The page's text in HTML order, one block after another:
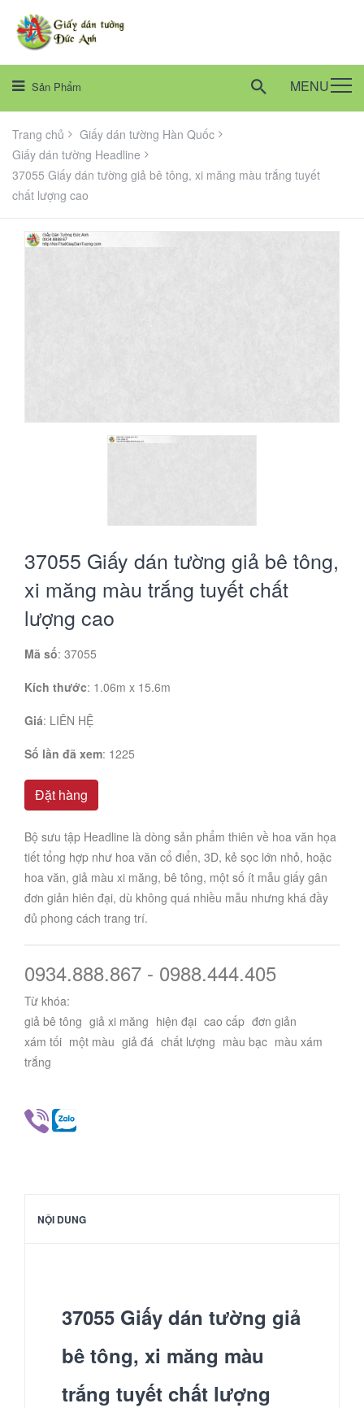
Sản Phẩm MENU
Trang chủ
Giấy dán tường Hàn Quốc
Giấy dán tường Headline
37055 Giấy dán tường giả bê tông, xi măng màu trắng tuyết
chất lượng cao
37055 Giấy dán tường giả bê tông,
xi măng màu trắng tuyết chất
lượng cao
Mã số: 37055
Kích thước: 1.06m x 15.6m
Giá: LIÊN HỆ
Số lần đã xem: 1225
Đặt hàng
Bộ sưu tập Headline là dòng sản phẩm thiên về hoa văn họa
tiết tổng hợp như hoa văn cổ điển, 3D, kẻ sọc lớn nhỏ, hoặc
hoa văn, giả màu xi măng, bê tông, một số ít mẫu giấy gân
đơn giản hiên đại, dù không quá nhiều mẫu nhưng khá đầy
đủ phong cách trang trí.
0934.888.867 - 0988.444.405
Từ khóa:
giả bê tông giả xi măng hiện đại cao cấp đơn giản
xám tối một màu giả đá chất lượng màu bạc màu xám
trắng
NỘI DUNG
37055 Giấy dán tường giả
bê tông, xi măng màu
trắng tuyết chất lượng